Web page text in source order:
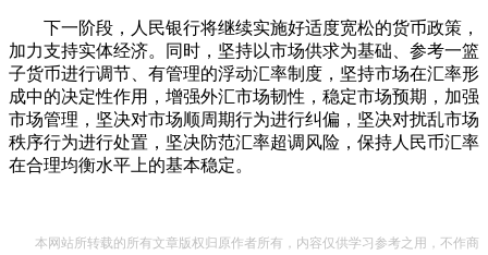
下一阶段，人民银行将继续实施好适度宽松的货币政策，
加力支持实体经济。同时，坚持以市场供求为基础、参考一篮
子货币进行调节、有管理的浮动汇率制度，坚持市场在汇率形
成中的决定性作用，增强外汇市场韧性，稳定市场预期，加强
市场管理，坚决对市场顺周期行为进行纠偏，坚决对扰乱市场
秩序行为进行处置，坚决防范汇率超调风险，保持人民币汇率
在合理均衡水平上的基本稳定。
本网站所转载的所有文章版权归原作者所有，内容仅供学习参考之用，不作商